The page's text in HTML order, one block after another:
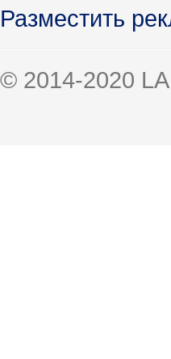
Разместить
© 2014-2020